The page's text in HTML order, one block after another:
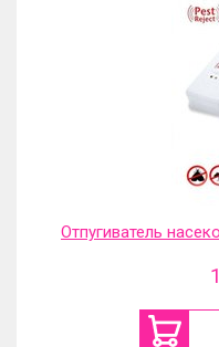
Отпугиватель